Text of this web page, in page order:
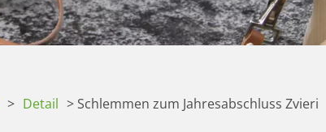
> Detail > Schlemmen zum Jahresabschluss Zvieri